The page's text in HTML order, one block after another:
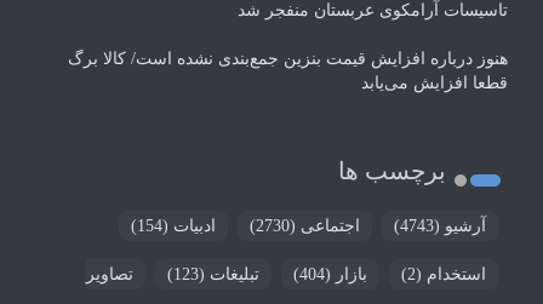
تاسیسات آرامکوی عربستان منفجر شد
هنوز درباره افزایش قیمت بنزین جمع‌بندی نشده است/ کالا برگ
قطعا افزایش می‌یابد
برچسب ها
آرشیو (4743) اجتماعی (2730) ادبیات (154)
استخدام (2) بازار (404) تبلیغات (123) تصاویر